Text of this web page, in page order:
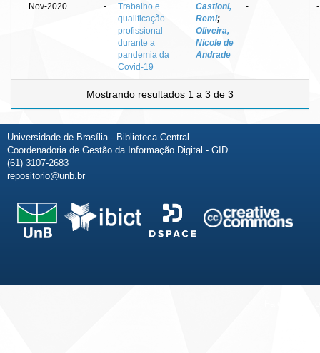
Nov-2020 -
Trabalho e
qualificação
profissional
durante a
pandemia da
Covid-19
Castioni,
Remi;
Oliveira,
Nicole de
Andrade
- -
Mostrando resultados 1 a 3 de 3
Universidade de Brasília - Biblioteca Central
Coordenadoria de Gestão da Informação Digital - GID
(61) 3107-2683
repositorio@unb.br